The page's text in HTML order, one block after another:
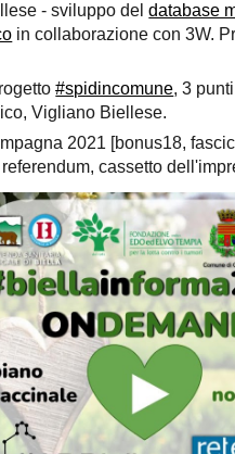
- svi luppo deldatabase
in collaborazione con 3W.
#spidincomune, 3
Vigliano Biellese.
2021 [bonus18,
cassetto